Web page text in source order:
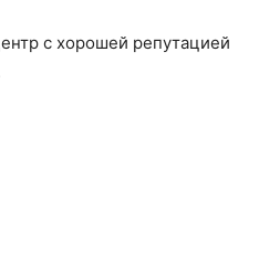
с хорошей репутацией